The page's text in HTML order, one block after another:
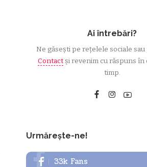
Ai întrebări?
Ne găsești pe rețelele sociale sau
Contactși revenim cu răspuns în
timp.
Urmărește-ne!
33k Fans